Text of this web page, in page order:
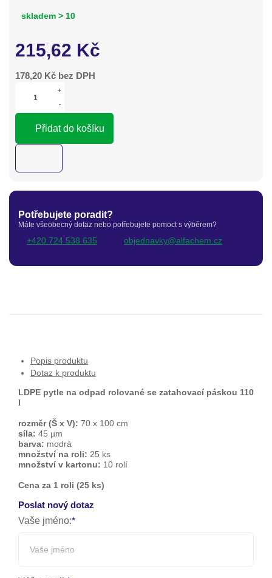
skladem > 10
215,62 Kč
178,20 Kč bez DPH
+
-
Přidat do košíku
Potřebujete poradit?
Máte všeobecný dotaz nebo potřebujete pomoct s výběrem?
+420 724 538 635 objednavky@alfachem.cz
Popis produktu
Dotaz k produktu
LDPE pytle na odpad rolované se zatahovací páskou 110
l
rozměr (Š x V): 70 x 100 cm
síla: 45 µm
barva: modrá
množství na roli: 25 ks
množství v kartonu: 10 rolí
Cena za 1 roli (25 ks)
Poslat nový dotaz
Vaše jméno: